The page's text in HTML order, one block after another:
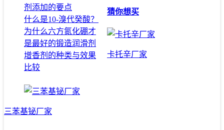
剂添加的要点
什么是10-溴代癸酸？
为什么六方氮化硼才
是最好的锻造润滑剂
增香剂的种类与效果
比较
猜你想买
卡托辛厂家
三苯基铋厂家